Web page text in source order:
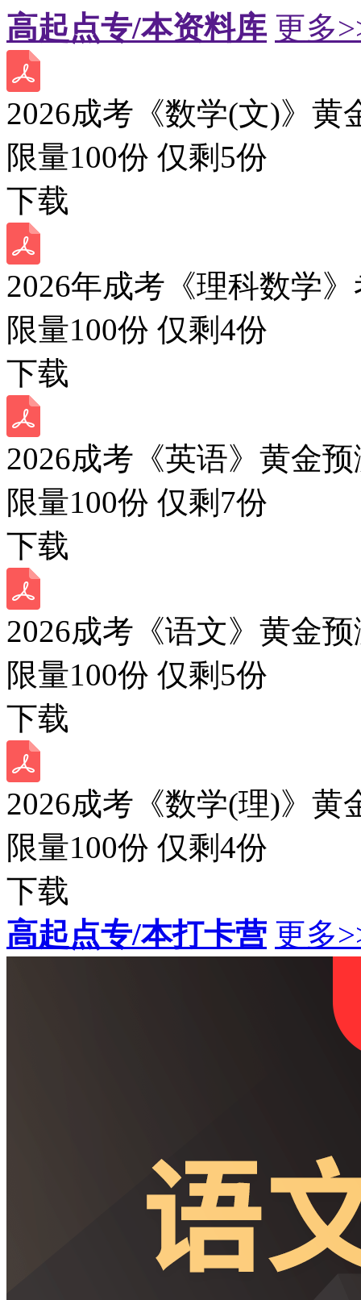
高起点专/本资料库 更多
2026成考《数学(文)》黄
限量100份 仅剩 5份
下载
2026年成考《理科数学
限量100份 仅剩4份
下载
2026成考《英语》黄金
限量100份 仅剩 7份
下载
2026成考《语文》黄金
限量100份 仅剩 5份
下载
2026成考《数学(理)》黄
限量100份 仅剩4份
下载
高起点专/本打卡营 更多